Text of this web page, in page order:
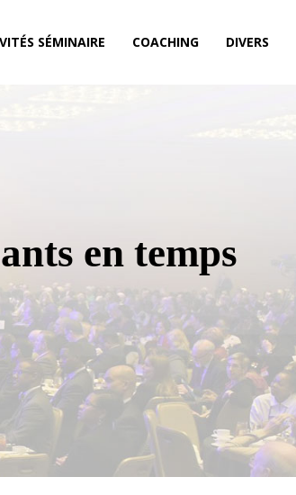
SÉMINAIRE COACHING DIVERS
en temps